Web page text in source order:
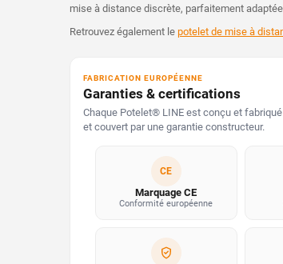
mise à distance discrète, parfaitement
Retrouvez également le potelet de mise à
FABRICATION EUROPÉENNE
Garanties & certifications
Chaque Potelet® LINE est conçu et
et couvert par une garantie constructeur.
CE
Marquage CE
Conformité européenne